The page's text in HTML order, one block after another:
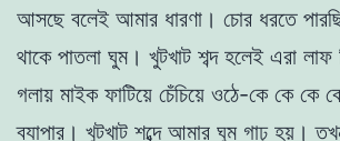
আসছে বলেই আমার ধারণা। চোর ধরতে
থাকে পাতলা ঘুম। খুটখাট শব্দ হলেই এরা লাফ
গলায় মাইক ফাটিয়ে চেঁচিয়ে ওঠে-কে কে
ব্যাপার। খুটখাট শব্দে আমার ঘুম গাঢ় হয়।